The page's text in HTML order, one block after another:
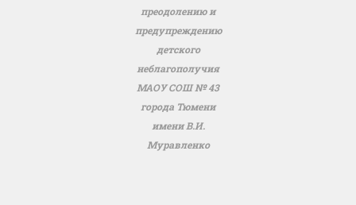
преодолению и
предупреждению
детского
неблагополучия
МАОУ СОШ № 43
города Тюмени
имени В.И.
Муравленко